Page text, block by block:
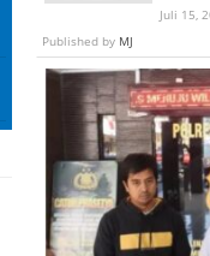
Juli 15,
Published by MJ